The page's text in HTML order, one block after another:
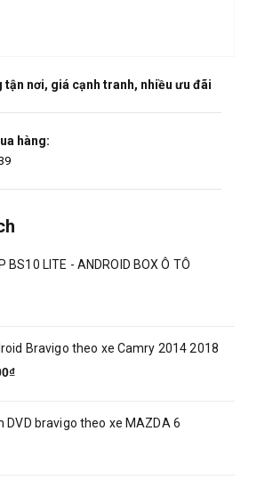
tận nơi, giá cạnh tranh, nhiều ưu đãi
hàng:
BS10 LITE - ANDROID BOX Ô TÔ
Bravigo theo xe Camry 2014 2018
DVD bravigo theo xe MAZDA 6